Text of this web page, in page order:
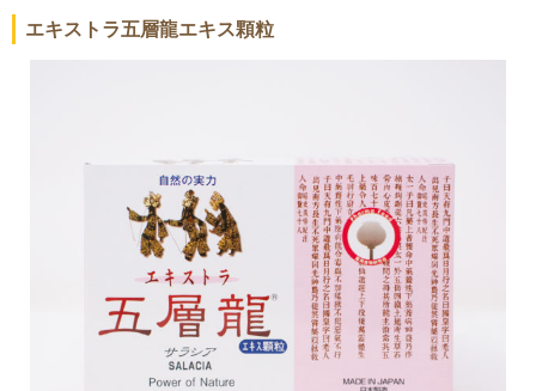
エキストラ五層龍エキス顆粒